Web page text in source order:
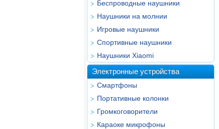
Беспроводные наушники
Наушники на молнии
Игровые наушники
Спортивные наушники
Наушники Xiaomi
Электронные устройства
Смартфоны
Портативные колонки
Громкоговорители
Караоке микрофоны